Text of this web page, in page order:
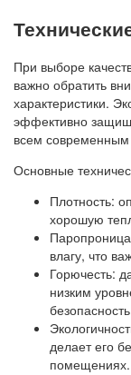
При выборе
важно обратить
характеристики.
эффективно
всем
Основные
Плотность:
хорошую
влагу, что
Горючесть:
низким
делает его
помещениях.